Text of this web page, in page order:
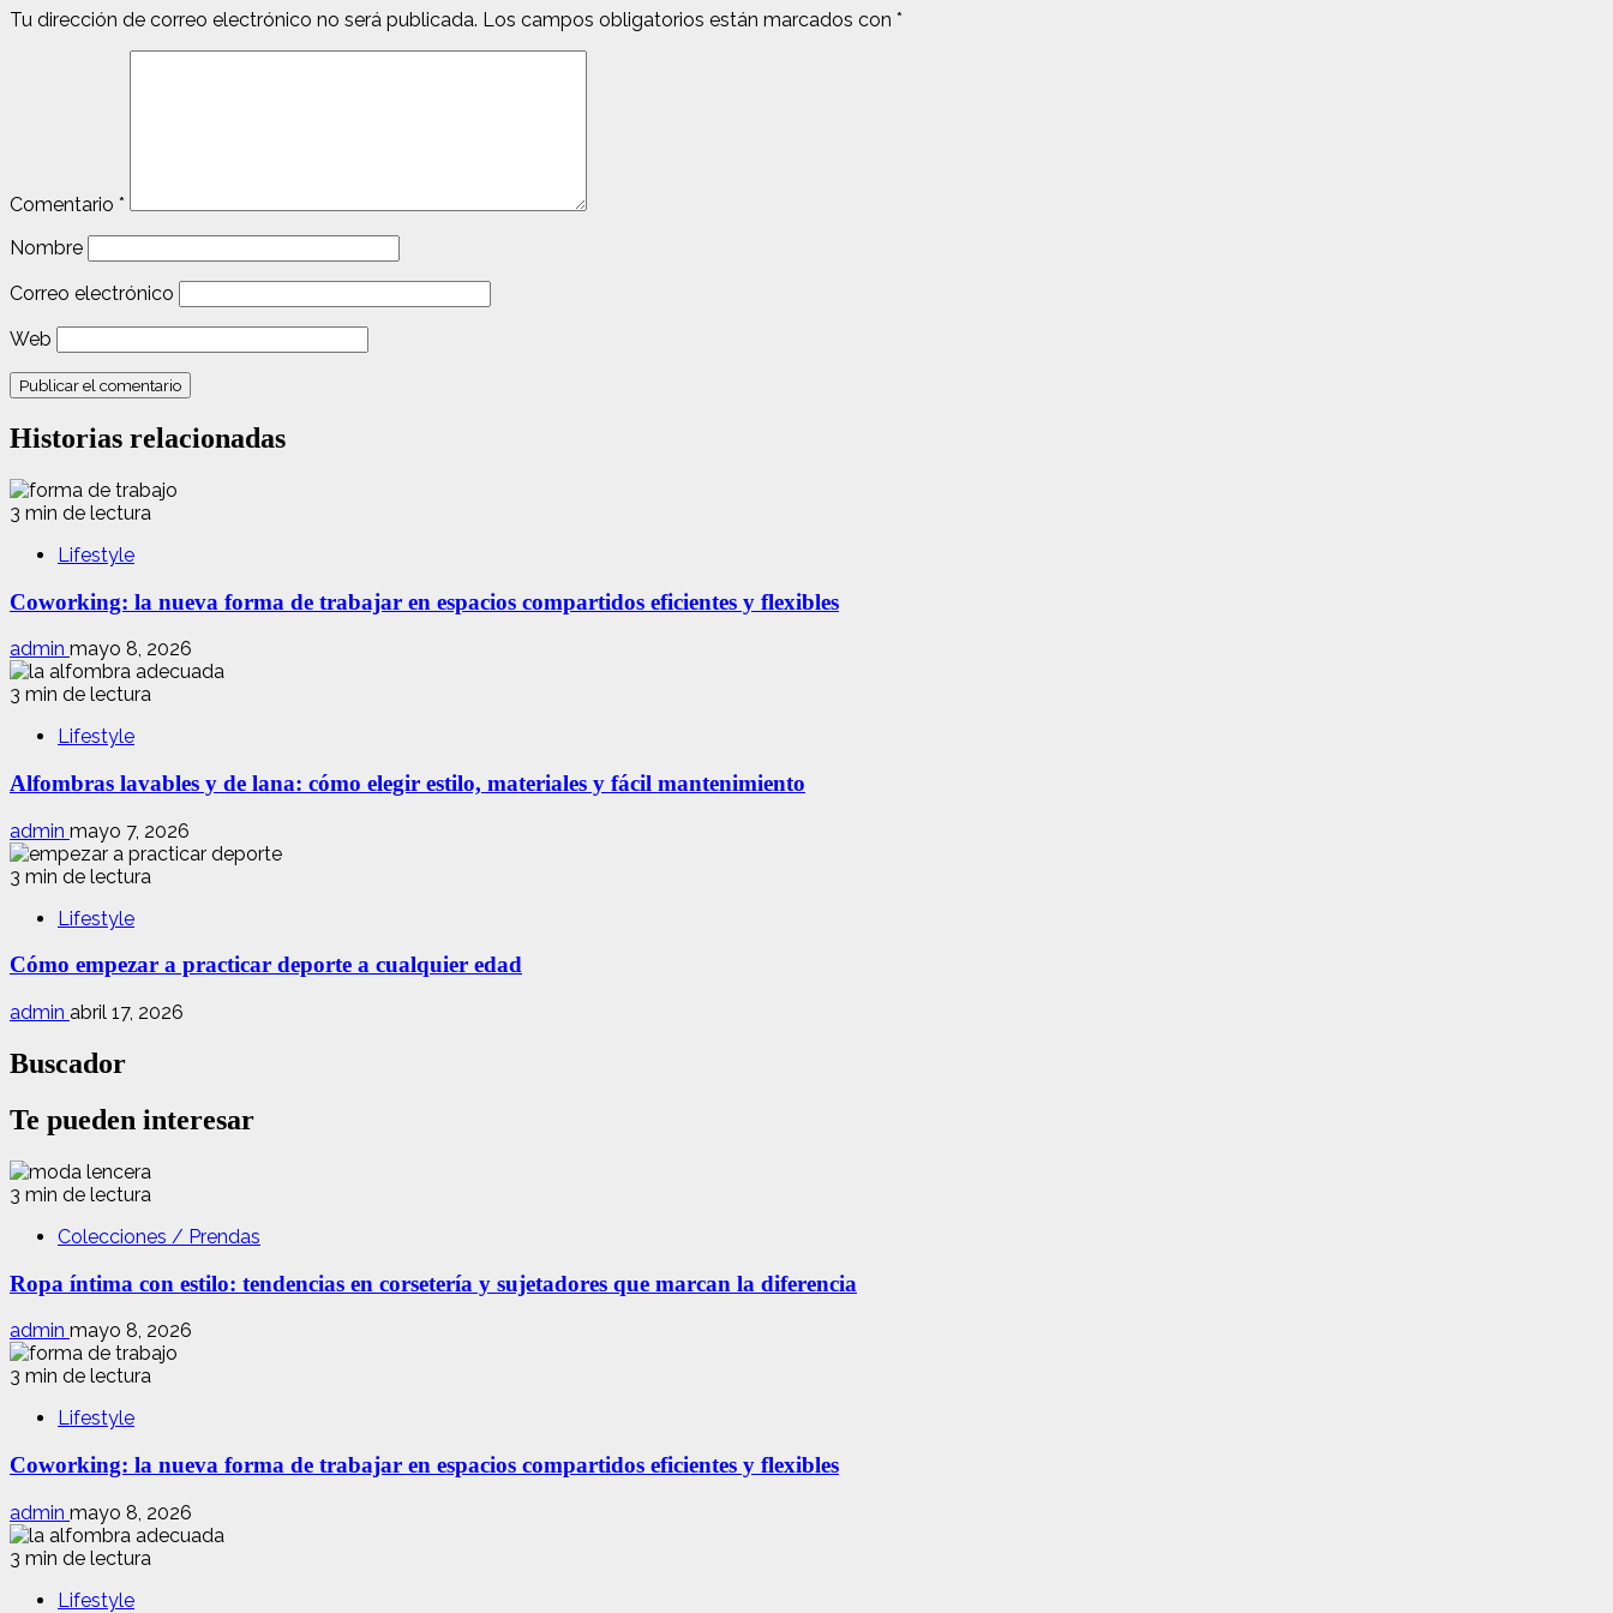
Tu dirección de correo electrónico no será publicada. Los campos obligatorios están marcados con *
Comentario *
Nombre
Correo electrónico
Web
Historias relacionadas
3 min de lectura
Lifestyle
Coworking: la nueva forma de trabajar en espacios compartidos eficientes y flexibles
admin mayo 8, 2026
3 min de lectura
Lifestyle
Alfombras lavables y de lana: cómo elegir estilo, materiales y fácil mantenimiento
admin mayo 7, 2026
3 min de lectura
Lifestyle
Cómo empezar a practicar deporte a cualquier edad
admin abril 17, 2026
Buscador
Te pueden interesar
3 min de lectura
Colecciones / Prendas
Ropa íntima con estilo: tendencias en corsetería y sujetadores que marcan la diferencia
admin mayo 8, 2026
3 min de lectura
Lifestyle
Coworking: la nueva forma de trabajar en espacios compartidos eficientes y flexibles
admin mayo 8, 2026
3 min de lectura
Lifestyle